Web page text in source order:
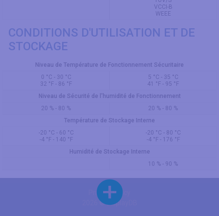
VCCI-B
WEEE
CONDITIONS D'UTILISATION ET DE
STOCKAGE
Niveau de Température de Fonctionnement Sécuritaire
0 °C - 30 °C
32 °F - 86 °F
5 °C - 35 °C
41 °F - 95 °F
Niveau de Sécurité de l'humidité de Fonctionnement
20 % - 80 %
20 % - 80 %
Température de Stockage Interne
-20 °C - 60 °C
-4 °F - 140 °F
-20 °C - 80 °C
-4 °F - 176 °F
Humidité de Stockage Interne
10 % - 90 %
Privacy Policy
2026 © DisplayDB